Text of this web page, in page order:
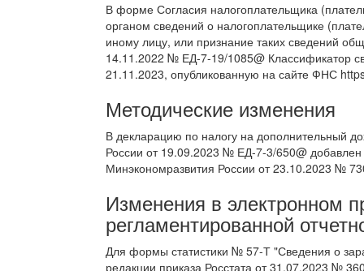
В форме Согласия налогоплательщика
органом сведений о налогоплательщике
иному лицу, или признание таких сведений
14.11.2022 № ЕД-7-19/1085@ Классификатор
21.11.2023, опубликованную на сайте ФНС
Методические изменения
В декларацию по налогу на дополнительный
России от 19.09.2023 № ЕД-7-3/650@
Минэкономразвития России от 23.10.2023 №
Изменения в электронном
регламентированной
Для формы статистики № 57-Т "Сведения о
редакции приказа Росстата от 31.07.2023 №